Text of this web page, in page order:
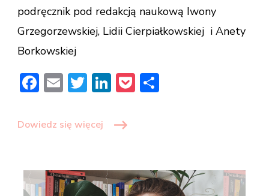
R.
Borkowska
podręcznik pod redakcją naukową Iwony
Grzegorzewskiej, Lidii Cierpiałkowskiej i Anety
Borkowskiej
Facebook
EmailTwitter
LinkedIn
Pocket
Dowiedz się więcej